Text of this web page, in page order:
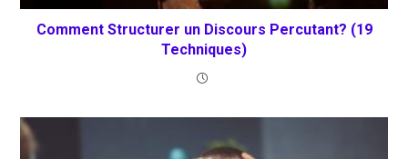
Comment Structurer un Discours Percutant? (19
Techniques)